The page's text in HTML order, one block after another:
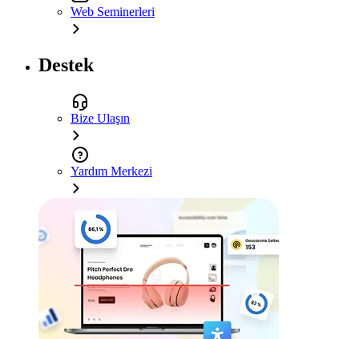
Web Seminerleri
Destek
Bize Ulaşın
Yardım Merkezi